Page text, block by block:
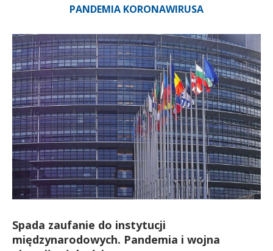
PANDEMIA KORONAWIRUSA
Spada zaufanie do instytucji
międzynarodowych. Pandemia i wojna